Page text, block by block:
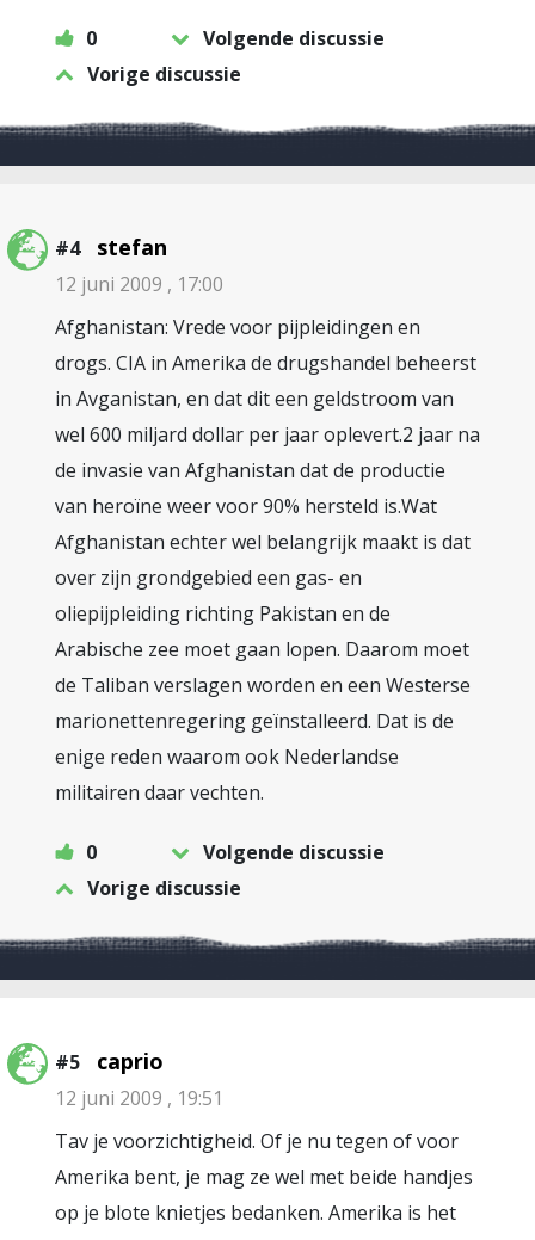
0
Volgende discussie
Vorige discussie
#4 stefan
12 juni 2009 , 17:00
Afghanistan: Vrede voor pijpleidingen en
drogs. CIA in Amerika de drugshandel beheerst
in Avganistan, en dat dit een geldstroom van
wel 600 miljard dollar per jaar oplevert.2 jaar na
de invasie van Afghanistan dat de productie
van heroïne weer voor 90% hersteld is.Wat
Afghanistan echter wel belangrijk maakt is dat
over zijn grondgebied een gas- en
oliepijpleiding richting Pakistan en de
Arabische zee moet gaan lopen. Daarom moet
de Taliban verslagen worden en een Westerse
marionettenregering geïnstalleerd. Dat is de
enige reden waarom ook Nederlandse
militairen daar vechten.
0
Volgende discussie
Vorige discussie
#5 caprio
12 juni 2009 , 19:51
Tav je voorzichtigheid. Of je nu tegen of voor
Amerika bent, je mag ze wel met beide handjes
op je blote knietjes bedanken. Amerika is het